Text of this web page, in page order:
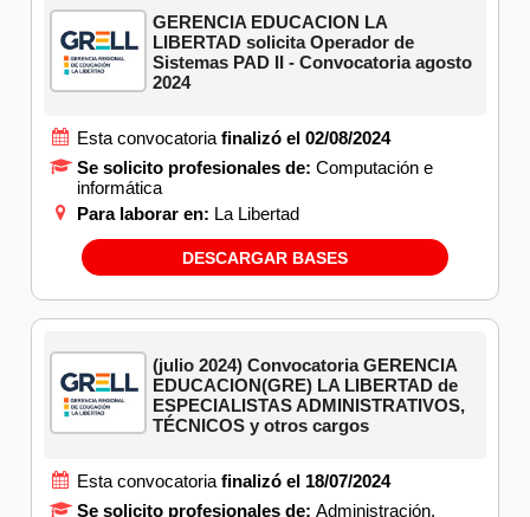
GERENCIA EDUCACION LA
LIBERTAD solicita Operador de
Sistemas PAD II - Convocatoria agosto
2024
Esta convocatoria finalizó el 02/08/2024
Se solicito profesionales de: Computación e
informática
Para laborar en: La Libertad
DESCARGAR BASES
(julio 2024) Convocatoria GERENCIA
EDUCACION(GRE) LA LIBERTAD de
ESPECIALISTAS ADMINISTRATIVOS,
TÉCNICOS y otros cargos
Esta convocatoria finalizó el 18/07/2024
Se solicito profesionales de: Administración,